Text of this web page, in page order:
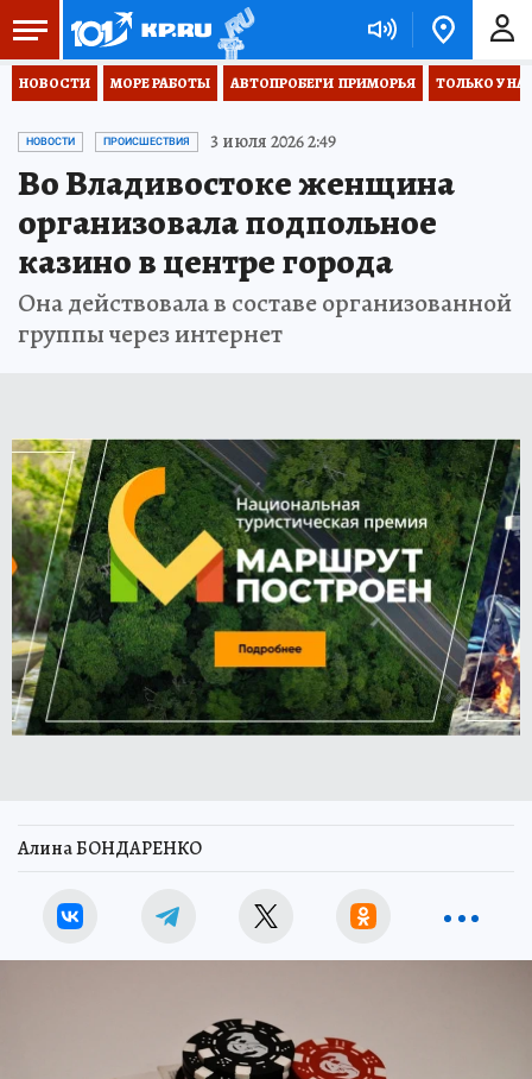
НОВОСТИ МОРЕ РАБОТЫ АВТОПРОБЕГИ  ПРИМОРЬЯ ТОЛЬКО У
НОВОСТИ ПРОИСШЕСТВИЯ 3 июля 2026 2:49
Во Владивостоке женщина
организовала подпольное
казино в центре города
Она действовала в составе организованной
группы через интернет
Алина БОНДАРЕНКО